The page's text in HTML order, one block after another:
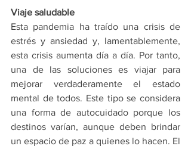
Viaje saludable
Esta pandemia ha traído una crisis de
estrés y ansiedad y, lamentablemente,
esta crisis aumenta día a día. Por tanto,
una de las soluciones es viajar para
mejorar verdaderamente el estado
mental de todos. Este tipo se considera
una forma de autocuidado porque los
destinos varían, aunque deben brindar
un espacio de paz a quienes lo hacen. El